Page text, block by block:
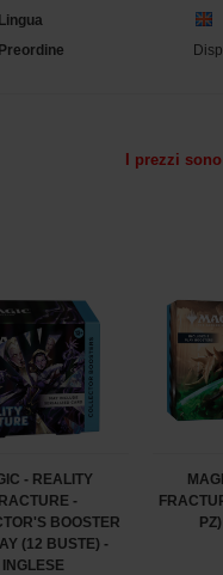
Lingua
Preordine
I prezzi
- REALITY
-
BOOSTER
(12 BUSTE) -
INGLESE